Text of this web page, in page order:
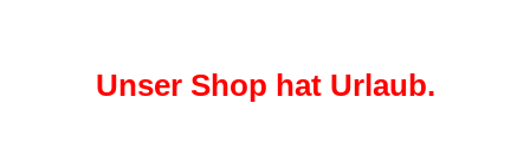
Unser Shop hat Urlaub.